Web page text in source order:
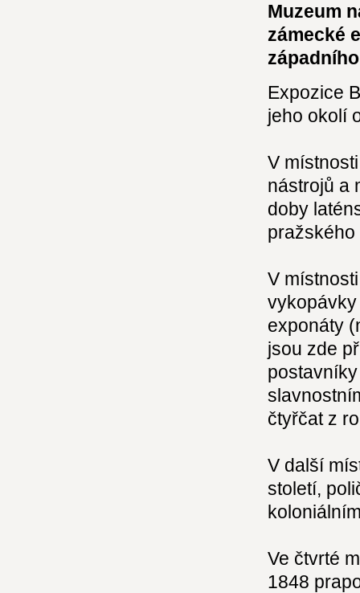
Muzeum
zámecké
Expozice
jeho okolí
V
nástrojů a
doby
pražského
V
exponáty
jsou zde
čtyřčat z
V další
století,
Ve čtvrté
1848